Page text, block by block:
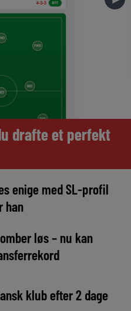
drafte et perfekt
enige med SL-profil
han
løs – nu kan
klub efter 2 dage